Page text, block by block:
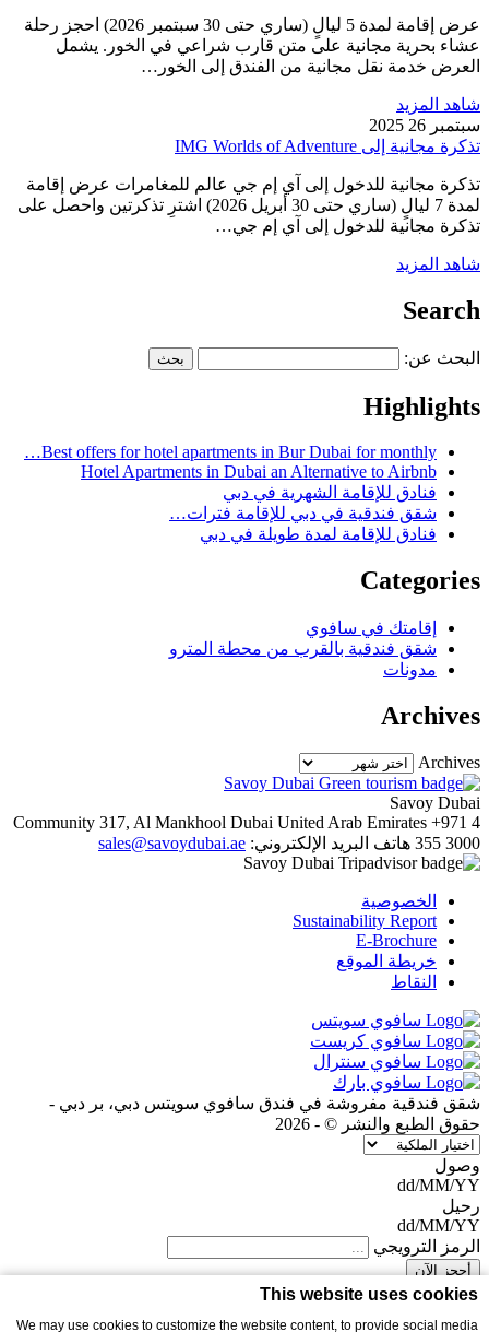
This website uses cookies
We may use cookies to customize the website content, to provide social media
عرض إقامة لمدة 5 ليالٍ (ساري حتى 30 سبتمبر 2026) احجز رحلة
عشاء بحرية مجانية على متن قارب شراعي في الخور. يشمل
العرض خدمة نقل مجانية من الفندق إلى الخور…
شاهد المزيد
سبتمبر 26 2025
تذكرة مجانية إلى IMG Worlds of Adventure
تذكرة مجانية للدخول إلى آي إم جي عالم للمغامرات عرض إقامة
لمدة 7 ليالٍ (ساري حتى 30 أبريل 2026) اشترِ تذكرتين واحصل على
تذكرة مجانية للدخول إلى آي إم جي…
شاهد المزيد
Search
البحث عن:
Highlights
Best offers for hotel apartments in Bur Dubai for monthly…
Hotel Apartments in Dubai an Alternative to Airbnb
فنادق للإقامة الشهرية في دبي
شقق فندقية في دبي للإقامة فترات…
فنادق للإقامة لمدة طويلة في دبي
Categories
إقامتك في سافوي
شقق فندقية بالقرب من محطة المترو
مدونات
Archives
Archives
Savoy Dubai
Community 317, Al Mankhool Dubai United Arab Emirates +971 4
355 3000 هاتف البريد الإلكتروني: sales@savoydubai.ae
الخصوصية
Sustainability Report
E-Brochure
خريطة الموقع
النقاط
شقق فندقية مفروشة في فندق سافوي سويتس دبي، بر دبي -
حقوق الطبع والنشر © - 2026
وصول
dd/MM/YY
رحيل
dd/MM/YY
الرمز الترويجي